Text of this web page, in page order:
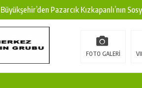
Büyükşehir’den Pazarcık Kızkapanlı’nın
Büyükşehir’den Pazarcık Kırsalına Modern
Çin’den KSÜ’ye Uluslararası Başarı:
FOTO GALERİ